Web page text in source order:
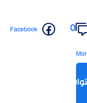
0
Facebook
الاجتماعي